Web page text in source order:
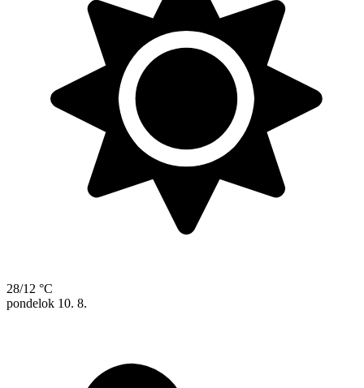
28/12 °C
pondelok 10. 8.